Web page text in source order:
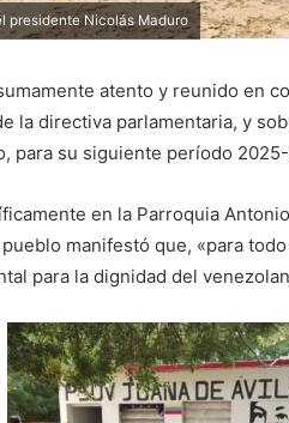
presidente Nicolás Maduro
atento y reunido en
la directiva parlamentaria, y
para su siguiente período
en la Parroquia
manifestó que, «para
para la dignidad del